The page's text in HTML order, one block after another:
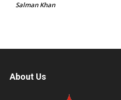
Salman Khan
About Us